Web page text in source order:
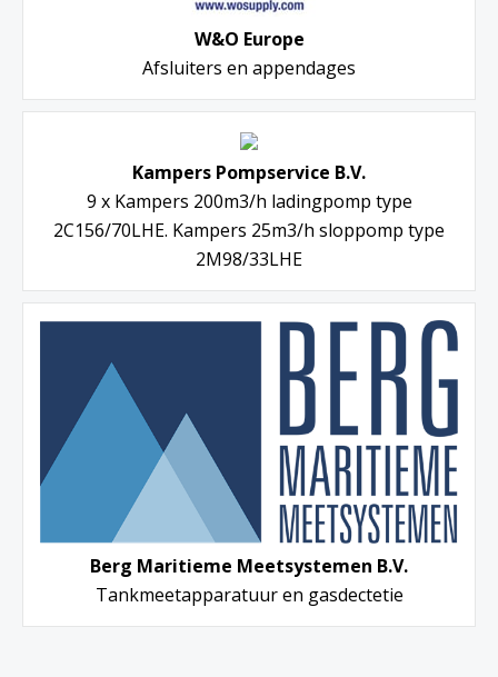
W&O Europe
Afsluiters en appendages
Kampers Pompservice B.V.
9 x Kampers 200m3/h ladingpomp type
2C156/70LHE. Kampers 25m3/h sloppomp type
2M98/33LHE
Berg Maritieme Meetsystemen B.V.
Tankmeetapparatuur en gasdectetie